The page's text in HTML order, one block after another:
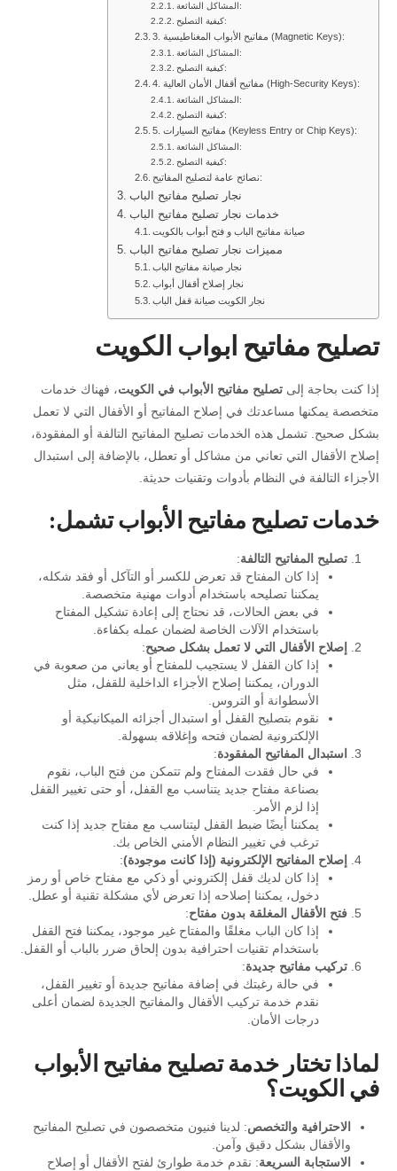
المشاكل الشائعة:
كيفية التصليح:
3. مفاتيح الأبواب المغناطيسية (Magnetic Keys):
المشاكل الشائعة:
كيفية التصليح:
4. مفاتيح أقفال الأمان العالية (High-Security Keys):
المشاكل الشائعة:
كيفية التصليح:
5. مفاتيح السيارات (Keyless Entry or Chip Keys):
المشاكل الشائعة:
كيفية التصليح:
نصائح عامة لتصليح المفاتيح:
نجار تصليح مفاتيح الباب
خدمات نجار تصليح مفاتيح الباب
صيانة مفاتيح الباب و فتح أبواب بالكويت
مميزات نجار تصليح مفاتيح الباب
نجار صيانة مفاتيح الباب
نجار إصلاح أقفال أبواب
نجار الكويت صيانة قفل الباب
تصليح مفاتيح ابواب الكويت
إذا كنت بحاجة إلى تصليح مفاتيح الأبواب في الكويت، فهناك خدمات
متخصصة يمكنها مساعدتك في إصلاح المفاتيح أو الأقفال التي لا تعمل
بشكل صحيح. تشمل هذه الخدمات تصليح المفاتيح التالفة أو المفقودة،
إصلاح الأقفال التي تعاني من مشاكل أو تعطل، بالإضافة إلى استبدال
الأجزاء التالفة في النظام بأدوات وتقنيات حديثة.
خدمات تصليح مفاتيح الأبواب تشمل:
تصليح المفاتيح التالفة:
إذا كان المفتاح قد تعرض للكسر أو التآكل أو فقد شكله،
يمكننا تصليحه باستخدام أدوات مهنية متخصصة.
في بعض الحالات، قد نحتاج إلى إعادة تشكيل المفتاح
باستخدام الآلات الخاصة لضمان عمله بكفاءة.
إصلاح الأقفال التي لا تعمل بشكل صحيح:
إذا كان القفل لا يستجيب للمفتاح أو يعاني من صعوبة في
الدوران، يمكننا إصلاح الأجزاء الداخلية للقفل، مثل
الأسطوانة أو التروس.
نقوم بتصليح القفل أو استبدال أجزائه الميكانيكية أو
الإلكترونية لضمان فتحه وإغلاقه بسهولة.
استبدال المفاتيح المفقودة:
في حال فقدت المفتاح ولم تتمكن من فتح الباب، نقوم
بصناعة مفتاح جديد يتناسب مع القفل، أو حتى تغيير القفل
إذا لزم الأمر.
يمكننا أيضًا ضبط القفل ليتناسب مع مفتاح جديد إذا كنت
ترغب في تغيير النظام الأمني الخاص بك.
إصلاح المفاتيح الإلكترونية (إذا كانت موجودة):
إذا كان لديك قفل إلكتروني أو ذكي مع مفتاح خاص أو رمز
دخول، يمكننا إصلاحه إذا تعرض لأي مشكلة تقنية أو عطل.
فتح الأقفال المغلقة بدون مفتاح:
إذا كان الباب مغلقًا والمفتاح غير موجود، يمكننا فتح القفل
باستخدام تقنيات احترافية بدون إلحاق ضرر بالباب أو القفل.
تركيب مفاتيح جديدة:
في حالة رغبتك في إضافة مفاتيح جديدة أو تغيير القفل،
نقدم خدمة تركيب الأقفال والمفاتيح الجديدة لضمان أعلى
درجات الأمان.
لماذا تختار خدمة تصليح مفاتيح الأبواب
في الكويت؟
الاحترافية والتخصص: لدينا فنيون متخصصون في تصليح المفاتيح
والأقفال بشكل دقيق وآمن.
الاستجابة السريعة: نقدم خدمة طوارئ لفتح الأقفال أو إصلاح